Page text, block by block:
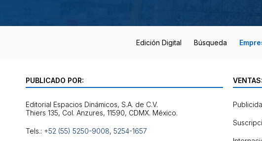
Edición Digital Búsqueda
PUBLICADO POR:
Editorial Espacios Dinámicos, S.A. de C.V.
Tels.: +52 (55) 5250-9008, 5254-1657
VENTAS: